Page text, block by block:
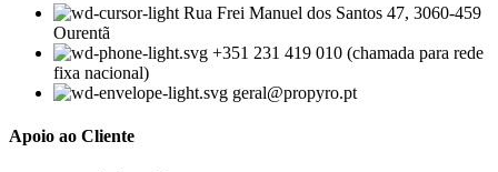
Rua Frei Manuel dos Santos 47, 3060-459
Ourentã​
+351 231 419 010 (chamada para rede
fixa nacional)
geral@propyro.pt
Apoio ao Cliente